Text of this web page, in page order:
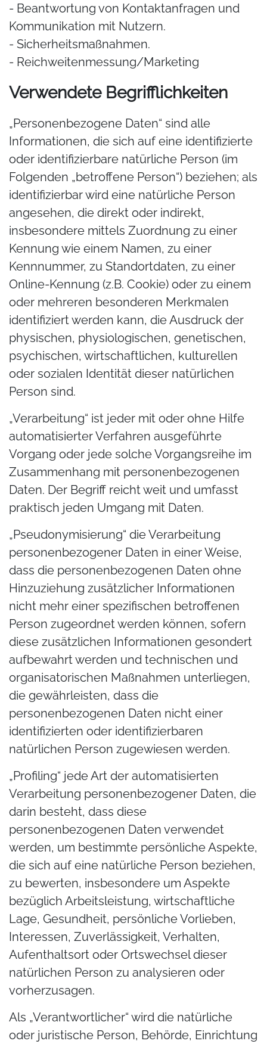
- Beantwortung von Kontaktanfragen und
Kommunikation mit Nutzern.
- Sicherheitsmaßnahmen.
- Reichweitenmessung/Marketing
Verwendete Begrifflichkeiten
„Personenbezogene Daten“ sind alle
Informationen, die sich auf eine identifizierte
oder identifizierbare natürliche Person (im
Folgenden „betroffene Person“) beziehen; als
identifizierbar wird eine natürliche Person
angesehen, die direkt oder indirekt,
insbesondere mittels Zuordnung zu einer
Kennung wie einem Namen, zu einer
Kennnummer, zu Standortdaten, zu einer
Online-Kennung (z.B. Cookie) oder zu einem
oder mehreren besonderen Merkmalen
identifiziert werden kann, die Ausdruck der
physischen, physiologischen, genetischen,
psychischen, wirtschaftlichen, kulturellen
oder sozialen Identität dieser natürlichen
Person sind.
„Verarbeitung“ ist jeder mit oder ohne Hilfe
automatisierter Verfahren ausgeführte
Vorgang oder jede solche Vorgangsreihe im
Zusammenhang mit personenbezogenen
Daten. Der Begriff reicht weit und umfasst
praktisch jeden Umgang mit Daten.
„Pseudonymisierung“ die Verarbeitung
personenbezogener Daten in einer Weise,
dass die personenbezogenen Daten ohne
Hinzuziehung zusätzlicher Informationen
nicht mehr einer spezifischen betroffenen
Person zugeordnet werden können, sofern
diese zusätzlichen Informationen gesondert
aufbewahrt werden und technischen und
organisatorischen Maßnahmen unterliegen,
die gewährleisten, dass die
personenbezogenen Daten nicht einer
identifizierten oder identifizierbaren
natürlichen Person zugewiesen werden.
„Profiling“ jede Art der automatisierten
Verarbeitung personenbezogener Daten, die
darin besteht, dass diese
personenbezogenen Daten verwendet
werden, um bestimmte persönliche Aspekte,
die sich auf eine natürliche Person beziehen,
zu bewerten, insbesondere um Aspekte
bezüglich Arbeitsleistung, wirtschaftliche
Lage, Gesundheit, persönliche Vorlieben,
Interessen, Zuverlässigkeit, Verhalten,
Aufenthaltsort oder Ortswechsel dieser
natürlichen Person zu analysieren oder
vorherzusagen.
Als „Verantwortlicher“ wird die natürliche
oder juristische Person, Behörde, Einrichtung